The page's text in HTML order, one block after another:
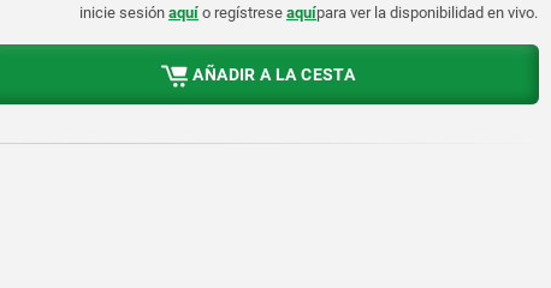
inicie sesión aquí o regístrese aquípara ver la disponibilidad en vivo.
AÑADIR A LA CESTA